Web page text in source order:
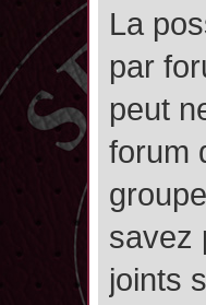
La
par
peut
forum
savez
joints